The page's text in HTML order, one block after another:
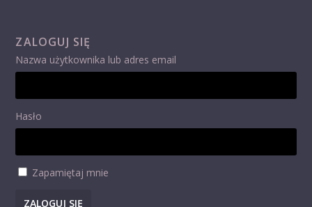
ZALOGUJ SIĘ
Nazwa użytkownika lub adres email
Hasło
Zapamiętaj mnie
ZALOGUJ SIĘ